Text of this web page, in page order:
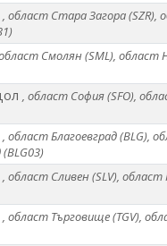
, област Стара Загора (SZR),
Смолян (SML), област
, област София (SFO),
, област Благоевград (BLG),
, област Сливен (SLV), област
, област Търговище (TGV),